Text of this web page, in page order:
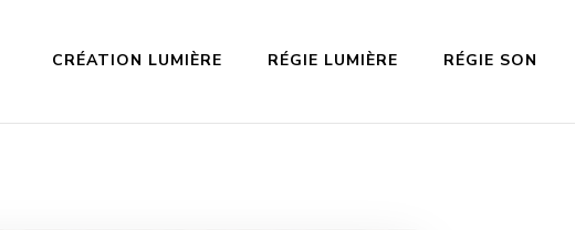
CRÉATION LUMIÈRE RÉGIE LUMIÈRE RÉGIE SON